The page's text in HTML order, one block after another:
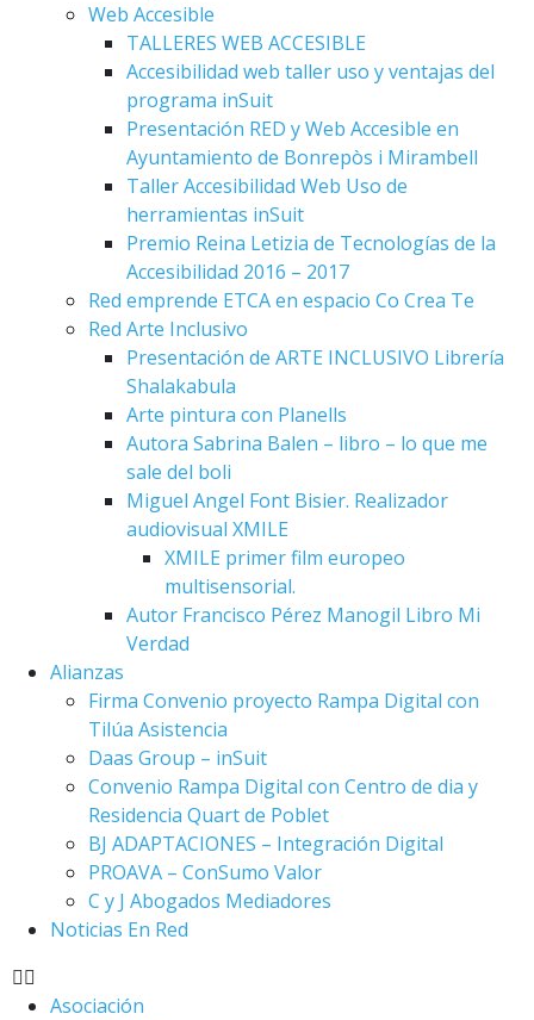
Web Accesible
TALLERES WEB ACCESIBLE
Accesibilidad web taller uso y ventajas del
programa inSuit
Presentación RED y Web Accesible en
Ayuntamiento de Bonrepòs i Mirambell
Taller Accesibilidad Web Uso de
herramientas inSuit
Premio Reina Letizia de Tecnologías de la
Accesibilidad 2016 – 2017
Red emprende ETCA en espacio Co Crea Te
Red Arte Inclusivo
Presentación de ARTE INCLUSIVO Librería
Shalakabula
Arte pintura con Planells
Autora Sabrina Balen – libro – lo que me
sale del boli
Miguel Angel Font Bisier. Realizador
audiovisual XMILE
XMILE primer film europeo
multisensorial.
Autor Francisco Pérez Manogil Libro Mi
Verdad
Alianzas
Firma Convenio proyecto Rampa Digital con
Tilúa Asistencia
Daas Group – inSuit
Convenio Rampa Digital con Centro de dia y
Residencia Quart de Poblet
BJ ADAPTACIONES – Integración Digital
PROAVA – ConSumo Valor
C y J Abogados Mediadores
Noticias En Red
Asociación